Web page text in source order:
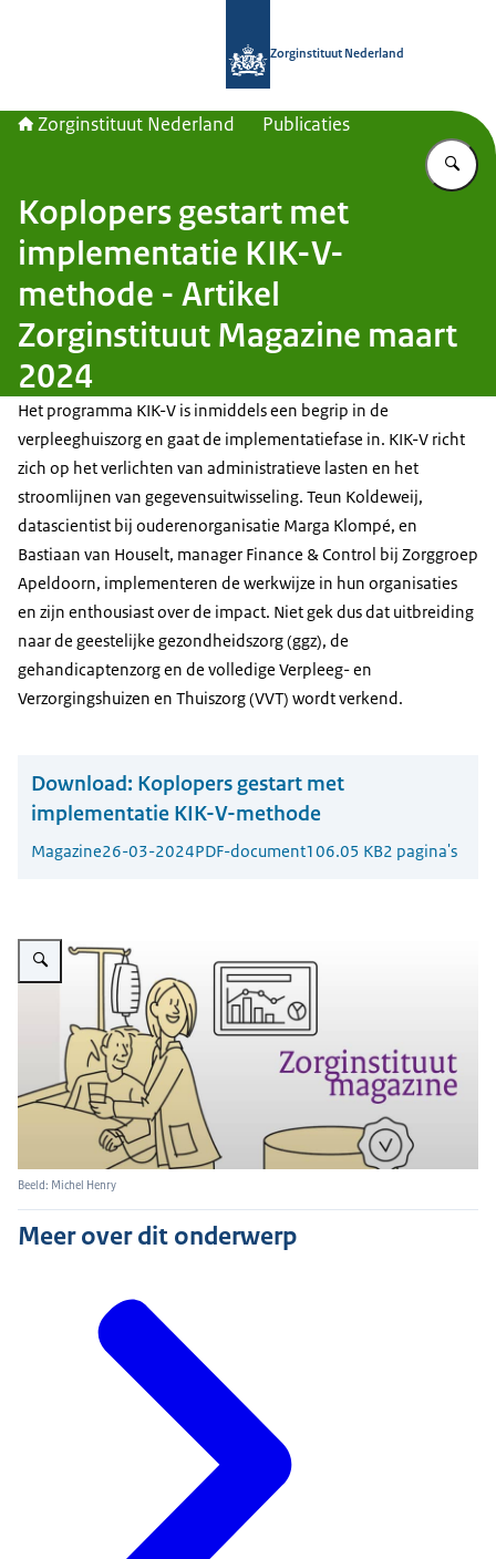
Zorginstituut Nederland
Zorginstituut Nederland Publicaties
Koplopers gestart met
implementatie KIK-V-
methode - Artikel
Zorginstituut Magazine maart
2024
Het programma KIK-V is inmiddels een begrip in de
verpleeghuiszorg en gaat de implementatiefase in. KIK-V richt
zich op het verlichten van administratieve lasten en het
stroomlijnen van gegevensuitwisseling. Teun Koldeweij,
datascientist bij ouderenorganisatie Marga Klompé, en
Bastiaan van Houselt, manager Finance & Control bij Zorggroep
Apeldoorn, implementeren de werkwijze in hun organisaties
en zijn enthousiast over de impact. Niet gek dus dat uitbreiding
naar de geestelijke gezondheidszorg (ggz), de
gehandicaptenzorg en de volledige Verpleeg- en
Verzorgingshuizen en Thuiszorg (VVT) wordt verkend.
Download: Koplopers gestart met
implementatie KIK-V-methode
Magazine26-03-2024PDF-document106.05 KB2 pagina's
Vergroot afbeelding Een illustratie van een vrolijke verpleegster bij een
Beeld: Michel Henry
Meer over dit onderwerp